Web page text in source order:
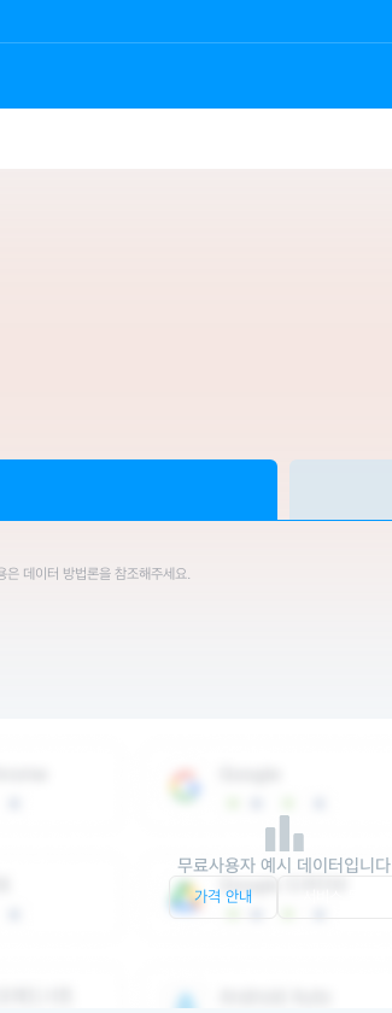
데이터 방법론을 참조해주세요.
무료사용자 예시 데이터입니다
가격 안내